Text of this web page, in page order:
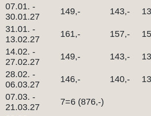
07.01. -
30.01.27
149,- 143,-
31.01. -
13.02.27
161,- 157,-
14.02. -
27.02.27
149,- 143,-
28.02. -
06.03.27
146,- 140,-
07.03. -
21.03.27
7=6 (876,-)